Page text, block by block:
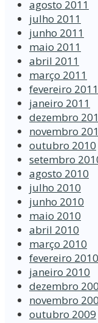
agosto 2011
julho 2011
junho 2011
maio 2011
abril 2011
março 2011
fevereiro 2011
janeiro 2011
dezembro
novembro
outubro 2010
setembro
agosto 2010
julho 2010
junho 2010
maio 2010
abril 2010
março 2010
fevereiro 2010
janeiro 2010
dezembro
novembro
outubro 2009